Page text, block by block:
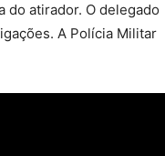
do atirador. O delegado
A Polícia Militar